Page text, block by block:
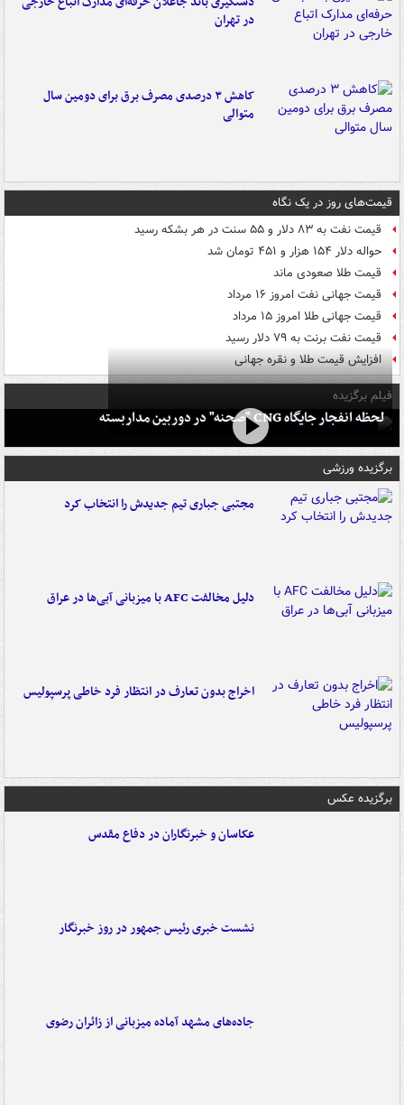
در تهران
کاهش ۳ درصدی مصرف برق برای دومین سال
متوالی
قیمت‌های روز در یک نگاه
قیمت نفت به ۸۳ دلار و ۵۵ سنت در هر بشکه رسید
حواله دلار ۱۵۴ هزار و ۴۵۱ تومان شد
قیمت طلا صعودی ماند
قیمت جهانی نفت امروز ۱۶ مرداد
قیمت جهانی طلا امروز ۱۵ مرداد
قیمت نفت برنت به ۷۹ دلار رسید
افزایش قیمت طلا و نقره جهانی
فیلم برگزیده
لحظه انفجار جایگاه CNG "صحنه" در دوربین مداربسته
برگزیده ورزشی
مجتبی جباری تیم جدیدش را انتخاب کرد
دلیل مخالفت AFC با میزبانی آبی‌ها در عراق
اخراج بدون تعارف در انتظار فرد خاطی پرسپولیس
برگزیده عکس
عکاسان و خبرنگاران در دفاع مقدس
نشست خبری رئیس جمهور در روز خبرنگار
جاده‌های مشهد آماده میزبانی از زائران رضوی